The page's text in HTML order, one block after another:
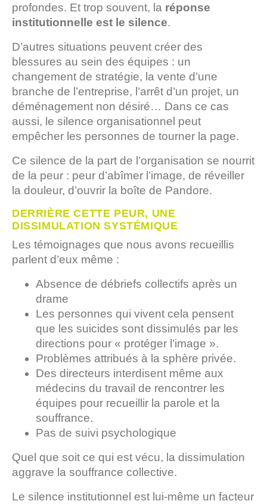
profondes. Et trop souvent, la réponse
institutionnelle est le silence.
D’autres situations peuvent créer des
blessures au sein des équipes : un
changement de stratégie, la vente d’une
branche de l’entreprise, l’arrêt d’un projet, un
déménagement non désiré… Dans ce cas
aussi, le silence organisationnel peut
empêcher les personnes de tourner la page.
Ce silence de la part de l’organisation se nourrit
de la peur : peur d’abîmer l’image, de réveiller
la douleur, d’ouvrir la boîte de Pandore.
DERRIÈRE CETTE PEUR, UNE
DISSIMULATION SYSTÉMIQUE
Les témoignages que nous avons recueillis
parlent d’eux même :
Absence de débriefs collectifs après un
drame
Les personnes qui vivent cela pensent
que les suicides sont dissimulés par les
directions pour « protéger l’image ».
Problèmes attribués à la sphère privée.
Des directeurs interdisent même aux
médecins du travail de rencontrer les
équipes pour recueillir la parole et la
souffrance.
Pas de suivi psychologique
Quel que soit ce qui est vécu, la dissimulation
aggrave la souffrance collective.
Le silence institutionnel est lui-même un facteur